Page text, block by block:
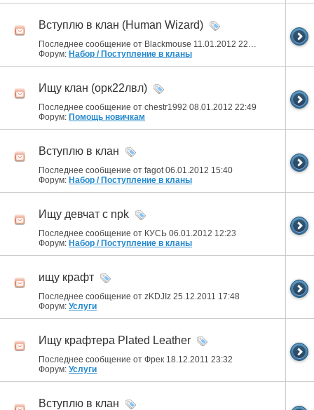
Вступлю в клан (Human Wizard)
Последнее сообщение от Blackmouse 11.01.2012 22:44
Форум: Набор / Поступление в кланы
Ищу клан (орк22лвл)
Последнее сообщение от chestr1992 08.01.2012 22:49
Форум: Помощь новичкам
Вступлю в клан
Последнее сообщение от fagot 06.01.2012 15:40
Форум: Набор / Поступление в кланы
Ищу девчат с npk
Последнее сообщение от КУСЬ 06.01.2012 12:23
Форум: Набор / Поступление в кланы
ищу крафт
Последнее сообщение от zKDJIz 25.12.2011 17:48
Форум: Услуги
Ищу крафтера Plated Leather
Последнее сообщение от Фрек 18.12.2011 23:32
Форум: Услуги
Вступлю в клан